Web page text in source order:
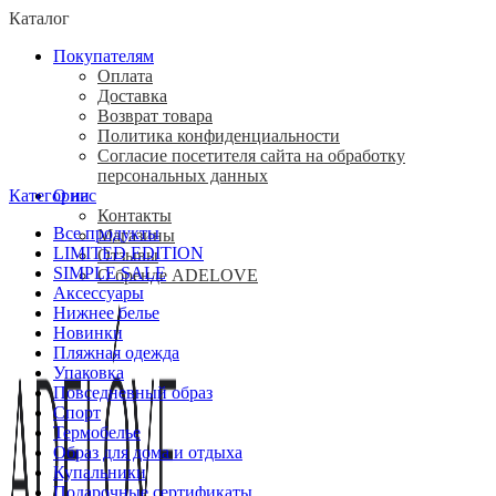
Каталог
Покупателям
Оплата
Доставка
Возврат товара
Политика конфиденциальности
Согласие посетителя сайта на обработку
персональных данных
О нас
Контакты
Магазины
Отзывы
О бренде ADELOVE
Категории
Все продукты
LIMITED EDITION
SIMPLE SALE
Аксессуары
Нижнее белье
Новинки
Пляжная одежда
Упаковка
Повседневный образ
Спорт
Термобелье
Образ для дома и отдыха
Купальники
Подарочные сертификаты